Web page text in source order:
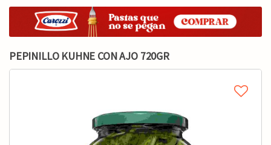
o
PEPINILLO KUHNE CON AJO 720GR